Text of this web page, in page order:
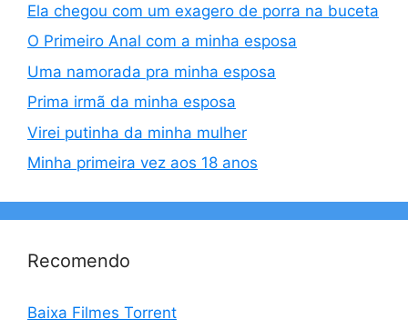
Ela chegou com um exagero de porra na buceta
O Primeiro Anal com a minha esposa
Uma namorada pra minha esposa
Prima irmã da minha esposa
Virei putinha da minha mulher
Minha primeira vez aos 18 anos
Recomendo
Baixa Filmes Torrent